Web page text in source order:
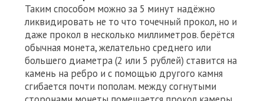
Таким способом можно за 5 минут надёжно
ликвидировать не то что точечный прокол, но и
даже прокол в несколько миллиметров. берётся
обычная монета, желательно среднего или
большего диаметра (2 или 5 рублей) ставится на
камень на ребро и с помощью другого камня
сгибается почти пополам. между согнутыми